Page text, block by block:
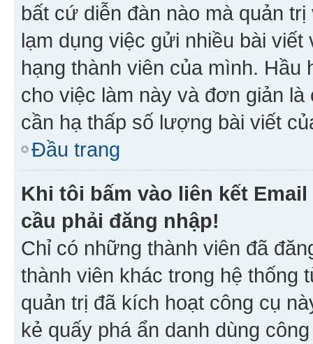
bất cứ diễn đàn nào mà quản
lạm dụng việc gửi nhiều bài
hạng thành viên của mình. Hầu
cho việc làm này và đơn giản
cần hạ thấp số lượng bài viết
Đầu trang
Khi tôi bấm vào liên kết
cầu phải đăng nhập!
Chỉ có những thành viên đã
thành viên khác trong hệ thống
quản trị đã kích hoạt công cụ
kẻ quấy phá ẩn danh dùng